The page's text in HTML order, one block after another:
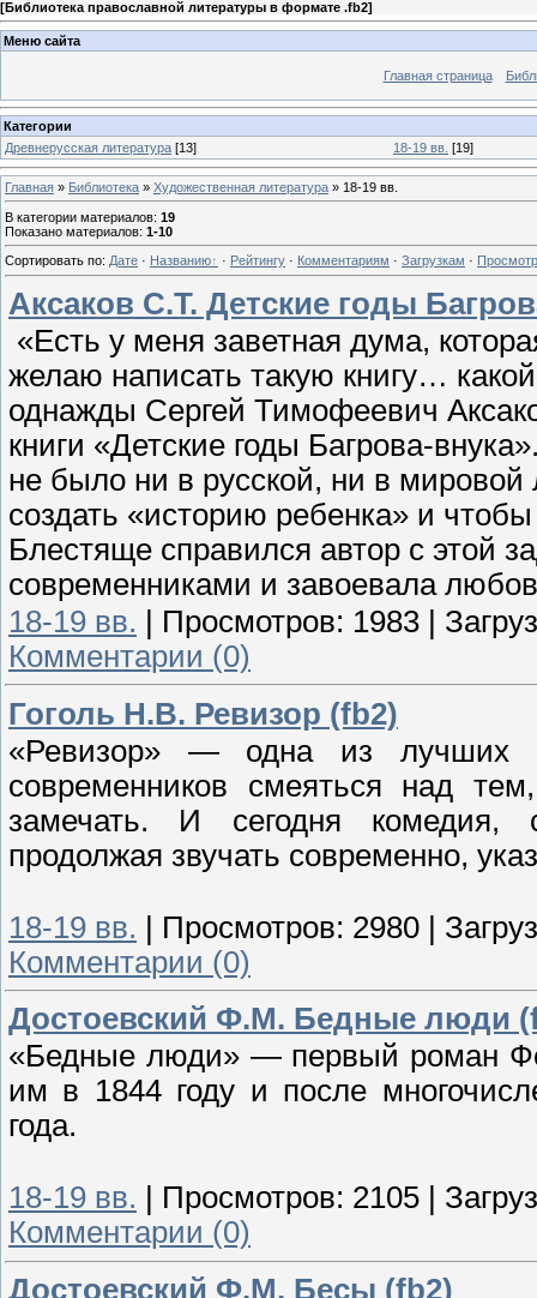
[Библиотека православной литературы в формате .fb2]
Меню сайта
Главная страница
Категории
Древнерусская литература [13] 18-19 вв. [19]
Главная » Библиотека » Художественная литература » 18-19 вв.
В категории материалов: 19
Показано материалов: 1-10
Сортировать по: Дате · Названию · Рейтингу · Комментариям · Загрузкам ·
Аксаков С.Т. Детские годы
«Есть у меня заветная дума,
желаю написать такую книгу…
однажды Сергей Тимофеевич
книги «Детские годы Багрова-
не было ни в русской, ни в мировой
создать «историю ребенка» и
Блестяще справился автор с этой
современниками и завоевала
18-19 вв.
Просмотров: 1983
Комментарии (0)
Гоголь Н.В. Ревизор (fb2)
«Ревизор» — одна из лучших
современников смеяться над
замечать. И сегодня комедия,
продолжая звучать современно,
18-19 вв. | Просмотров: 2980 |
Комментарии (0)
Достоевский Ф.М. Бедные люди
«Бедные люди» — первый роман
им в 1844 году и после
года.
18-19 вв. Просмотров: 2105
Комментарии (0)
Достоевский Ф.М. Бесы (fb2)